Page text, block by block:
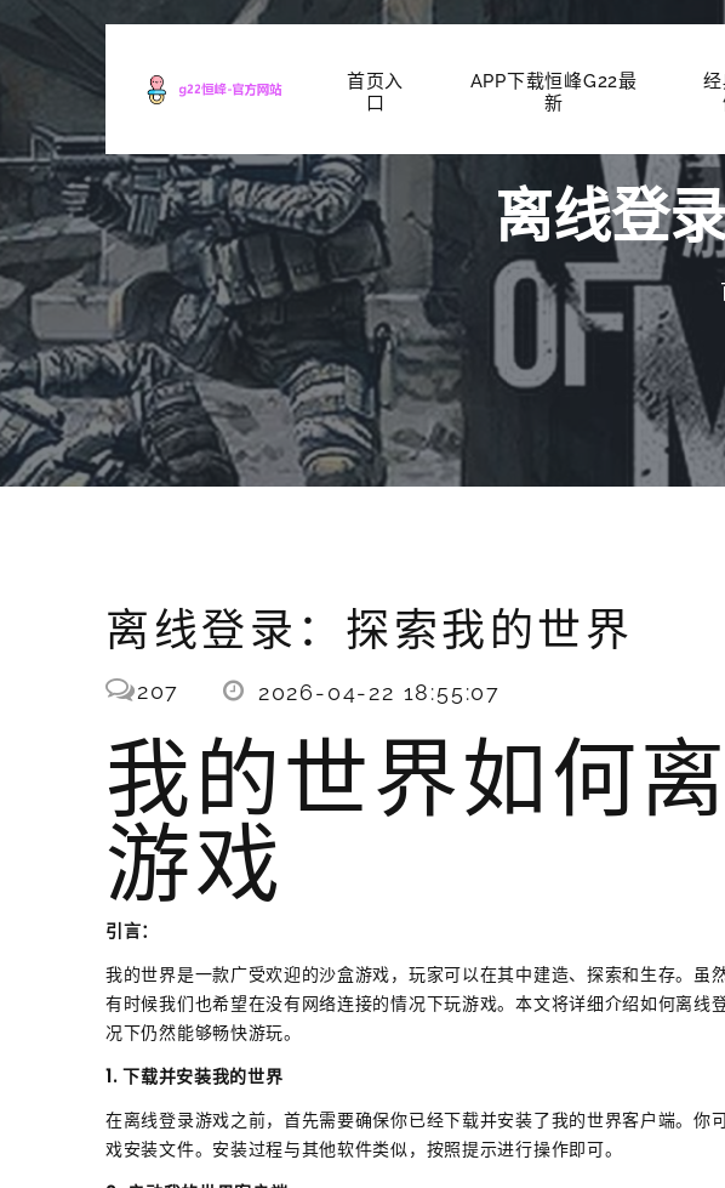
首页入
口
APP下载恒峰G22最
新
离线登
离线登录：探索我的世界
207 2026-04-22 18:55:07
我的世界如何
游戏
引言：
我的世界是一款广受欢迎的沙盒游戏，玩家可以在其中建造、探索和生存。虽
有时候我们也希望在没有网络连接的情况下玩游戏。本文将详细介绍如何离线
况下仍然能够畅快游玩。
1. 下载并安装我的世界
在离线登录游戏之前，首先需要确保你已经下载并安装了我的世界客户端。你
戏安装文件。安装过程与其他软件类似，按照提示进行操作即可。